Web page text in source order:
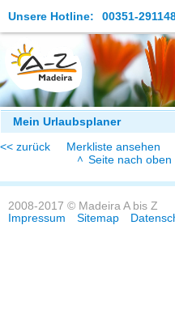
Unsere Hotline: 00351-
Die Insel
Madeira Erleben
Aktuelles
Reiseangebote
Mein Urlaubsplaner
<< zurück
Merkliste ansehen
Seite nach oben
2008-2017 © Madeira A bis Z
Impressum
Sitemap